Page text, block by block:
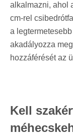
alkalmazni, ahol
cm-rel
a
akadályozza
hozzáférését az
Kell